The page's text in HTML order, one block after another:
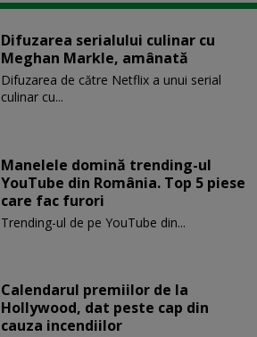
Difuzarea serialului culinar cu
Meghan Markle, amânată
Difuzarea de către Netflix a unui serial
culinar cu...
Manelele domină trending-ul
YouTube din România. Top 5 piese
care fac furori
Trending-ul de pe YouTube din...
Calendarul premiilor de la
Hollywood, dat peste cap din
cauza incendiilor